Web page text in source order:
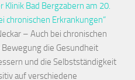
Klinik Bad Bergzabern am 20.
chronischen Erkrankungen“
– Auch bei chronischen
die Gesundheit
und die Selbstständigkeit
auf verschiedene